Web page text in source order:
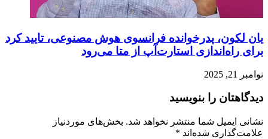
یان لکون، پدرخوانده فرانسوی هوش مصنوعی، تایید کرد
برای راه‌اندازی استارت‌آپ از متا می‌رود
نوامبر 21, 2025
دیدگاهتان را بنویسید
نشانی ایمیل شما منتشر نخواهد شد. بخش‌های موردنیاز
علامت‌گذاری شده‌اند *